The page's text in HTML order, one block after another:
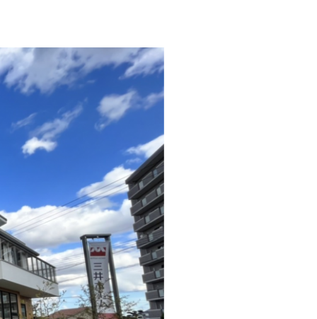
MOCX WALL工法のテク
ノロジー